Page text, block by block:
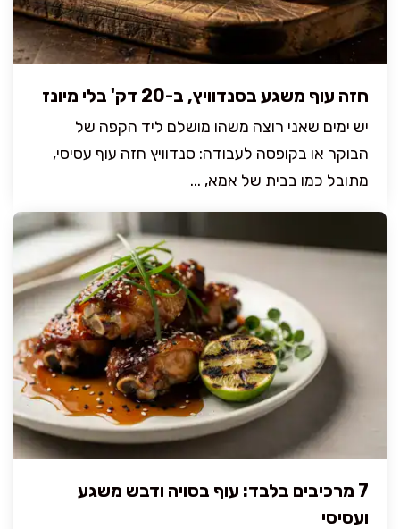
חזה עוף משגע בסנדוויץ, ב-20 דק' בלי מיונז
יש ימים שאני רוצה משהו מושלם ליד הקפה של
הבוקר או בקופסה לעבודה: סנדוויץ חזה עוף עסיסי,
מתובל כמו בבית של אמא, ...
7 מרכיבים בלבד: עוף בסויה ודבש משגע
ועסיסי